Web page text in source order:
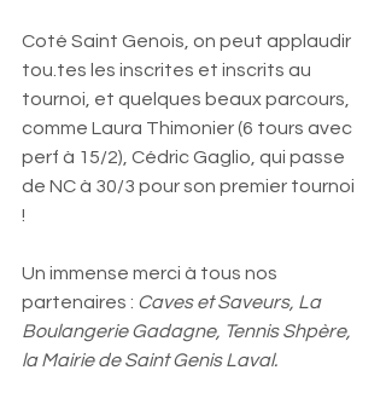
Coté Saint Genois, on peut applaudir
tou.tes les inscrites et inscrits au
tournoi, et quelques beaux parcours,
comme Laura Thimonier (6 tours avec
perf à 15/2), Cédric Gaglio, qui passe
de NC à 30/3 pour son premier tournoi
!
Un immense merci à tous nos
partenaires : Caves et Saveurs, La
Boulangerie Gadagne, Tennis Shpère,
la Mairie de Saint Genis Laval.